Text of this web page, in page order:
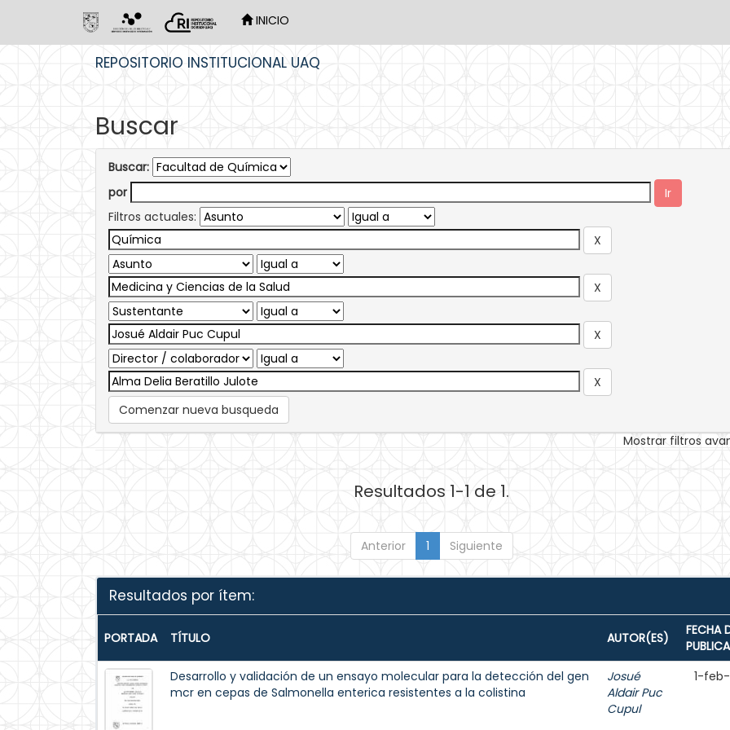
INICIO
REPOSITORIO INSTITUCIONAL UAQ
Buscar
Buscar:
por
Filtros actuales:
Comenzar nueva busqueda
Mostrar filtros
Resultados 1-1 de 1.
Anterior 1 Siguiente
Resultados por ítem:
PORTADA TÍTULO AUTOR(ES)
FECHA
Desarrollo y validación de un ensayo molecular para la detección del gen
mcr en cepas de Salmonella enterica resistentes a la colistina
Josué
Aldair Puc
Cupul
1-